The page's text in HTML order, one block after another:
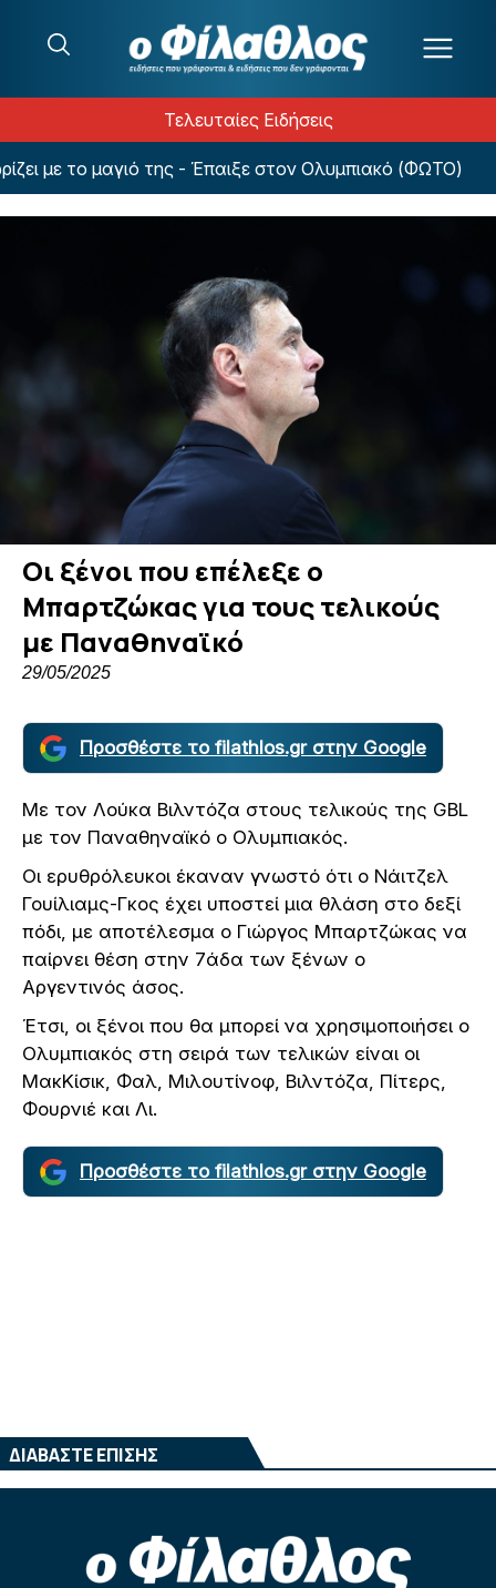
Τελευταίες Ειδήσεις
με το μαγιό της - Έπαιξε στον Ολυμπιακό (ΦΩΤΟ)
Οι ξένοι που επέλεξε ο
Μπαρτζώκας για τους τελικούς
με Παναθηναϊκό
29/05/2025
Προσθέστε το filathlos.gr στην Google
Με τον Λούκα Βιλντόζα στους τελικούς της GBL
με τον Παναθηναϊκό ο Ολυμπιακός.
Οι ερυθρόλευκοι έκαναν γνωστό ότι ο Νάιτζελ
Γουίλιαμς-Γκος έχει υποστεί μια θλάση στο δεξί
πόδι, με αποτέλεσμα ο Γιώργος Μπαρτζώκας να
παίρνει θέση στην 7άδα των ξένων ο
Αργεντινός άσος.
Έτσι, οι ξένοι που θα μπορεί να χρησιμοποιήσει ο
Ολυμπιακός στη σειρά των τελικών είναι οι
ΜακΚίσικ, Φαλ, Μιλουτίνοφ, Βιλντόζα, Πίτερς,
Φουρνιέ και Λι.
Προσθέστε το filathlos.gr στην Google
ΔΙΑΒΑΣΤΕ ΕΠΙΣΗΣ